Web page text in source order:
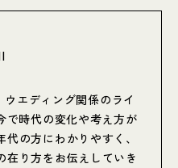
エディング関係のライ
で時代の変化や考え方が
の方にわかりやすく、
在り方をお伝えしていき